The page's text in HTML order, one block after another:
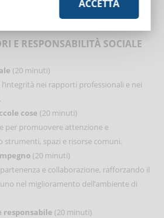
pratiche per generare valore
E RESPONSABILITÀ SOCIALE
(20 minuti)
l’integrità nei rapporti professionali e nei
cose (20 minuti)
per promuovere attenzione e
strumenti, spazi e risorse comuni.
(20 minuti)
e collaborazione, rafforzando il
nel miglioramento dell’ambiente di
responsabile (20 minuti)
ACCETTA